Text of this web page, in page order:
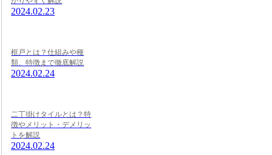
2024.02.23
框戸とは？仕組みや種
類、特徴まで徹底解説
2024.02.24
二丁掛けタイルとは？特
徴やメリット・デメリッ
トを解説
2024.02.24